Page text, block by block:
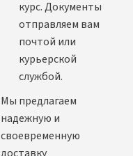
курс. Документы
отправляем вам
почтой или
курьерской
службой.
Мы предлагаем
надежную и
своевременную